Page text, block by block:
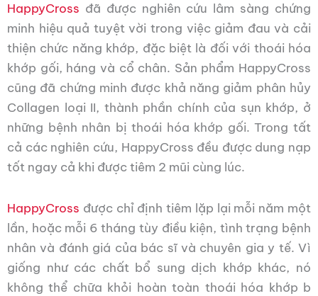
HappyCross đã được nghiên cứu lâm sàng chứng
minh hiệu quả tuyệt vời trong việc giảm đau và cải
thiện chức năng khớp, đặc biệt là đối với thoái hóa
khớp gối, háng và cổ chân. Sản phẩm HappyCross
cũng đã chứng minh được khả năng giảm phân hủy
Collagen loại II, thành phần chính của sụn khớp, ở
những bệnh nhân bị thoái hóa khớp gối. Trong tất
cả các nghiên cứu, HappyCross đều được dung nạp
tốt ngay cả khi được tiêm 2 mũi cùng lúc.
HappyCross được chỉ định tiêm lặp lại mỗi năm một
lần, hoặc mỗi 6 tháng tùy điều kiện, tình trạng bệnh
nhân và đánh giá của bác sĩ và chuyên gia y tế. Vì
giống như các chất bổ sung dịch khớp khác, nó
không thể chữa khỏi hoàn toàn thoái hóa khớp b